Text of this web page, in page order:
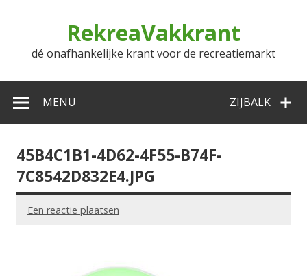
RekreaVakkrant
dé onafhankelijke krant voor de recreatiemarkt
ZIJBALK
MENU
45B4C1B1-4D62-4F55-B74F-
7C8542D832E4.JPG
Een reactie plaatsen